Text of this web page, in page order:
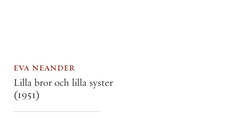
eva neander
Lilla bror och lilla syster
(1951)